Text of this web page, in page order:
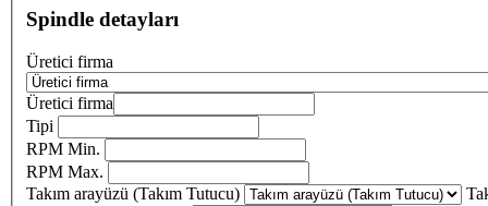
Spindle detayları
Üretici firma
Üretici firma
Tipi
RPM Min.
RPM Max.
Takım arayüzü (Takım Tutucu)